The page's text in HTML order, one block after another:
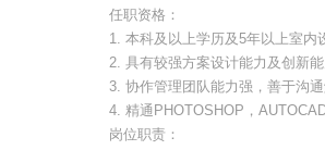
任职资格：
1. 本科及以上学历及5年以上室
2. 具有较强方案设计能力及创新
3. 协作管理团队能力强，善于沟
4. 精通PHOTOSHOP，
岗位职责：